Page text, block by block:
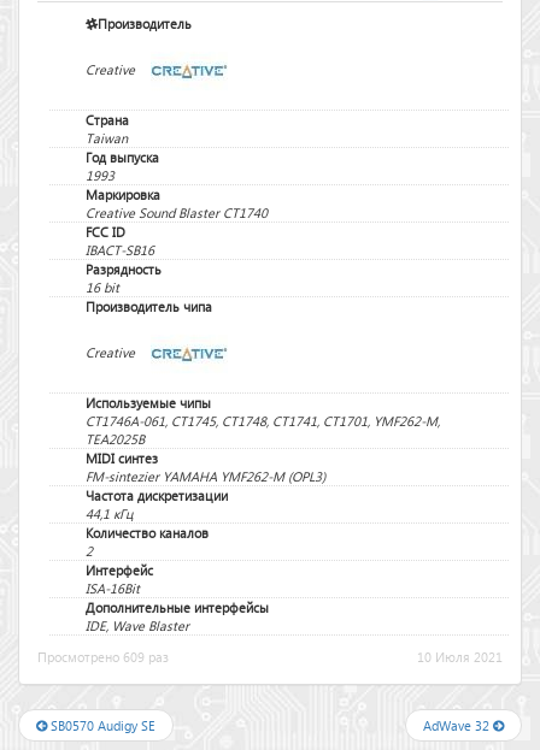
Производитель
Creative
Страна
Taiwan
Год выпуска
1993
Маркировка
Creative Sound Blaster CT1740
FCC ID
IBACT-SB16
Разрядность
16 bit
Производитель чипа
Creative
Используемые чипы
CT1746A-061, CT1745, CT1748, CT1741, CT1701, YMF262-M,
TEA2025B
MIDI синтез
FM-sintezier YAMAHA YMF262-M (OPL3)
Частота дискретизации
44,1 кГц
Количество каналов
2
Интерфейс
ISA-16Bit
Дополнительные интерфейсы
IDE, Wave Blaster
Просмотрено 609 раз
10 Июля 2021
SB0570 Audigy SE AdWave 32